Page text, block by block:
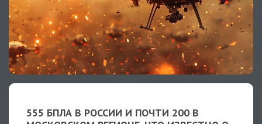
555 БПЛА В РОССИИ И ПОЧТИ 200 В